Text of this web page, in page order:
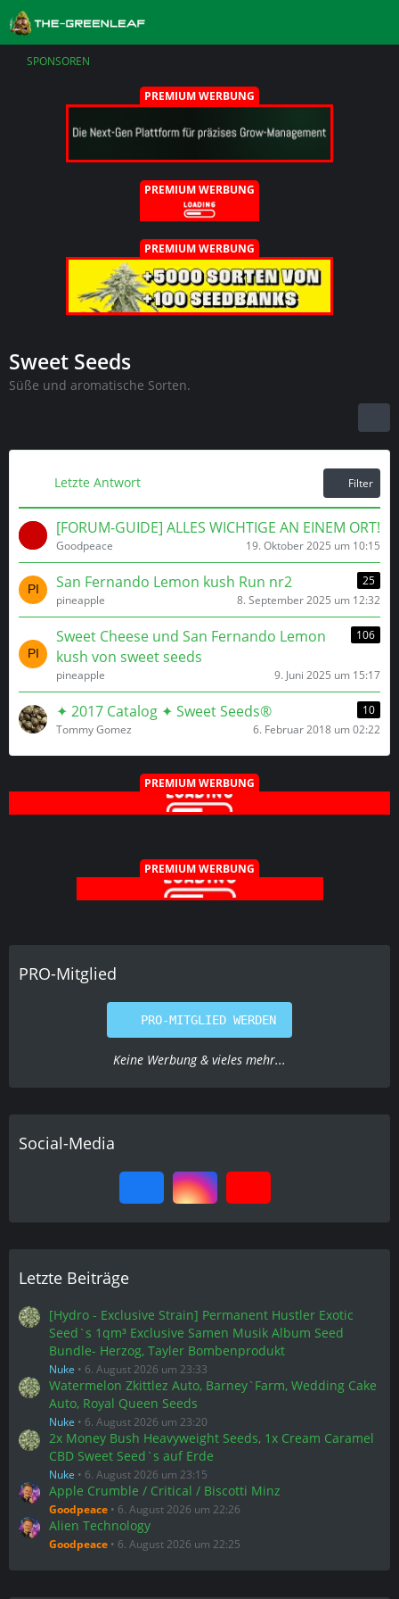
SPONSOREN
PREMIUM WERBUNG
PREMIUM WERBUNG
PREMIUM WERBUNG
Sweet Seeds
Süße und aromatische Sorten.
Letzte Antwort Filter
[FORUM-GUIDE] ALLES WICHTIGE AN EINEM ORT!
Goodpeace 19. Oktober 2025 um 10:15
San Fernando Lemon kush Run nr2
25
pineapple
8. September 2025 um 12:32
Sweet Cheese und San Fernando Lemon
kush von sweet seeds
106
pineapple 9. Juni 2025 um 15:17
✦ 2017 Catalog ✦ Sweet Seeds®
10
Tommy Gomez
6. Februar 2018 um 02:22
PREMIUM WERBUNG
PREMIUM WERBUNG
PRO-Mitglied
PRO-MITGLIED WERDEN
Keine Werbung & vieles mehr...
Social-Media
Letzte Beiträge
[Hydro - Exclusive Strain] Permanent Hustler Exotic
Seed`s 1qm³ Exclusive Samen Musik Album Seed
Bundle- Herzog, Tayler Bombenprodukt
Nuke 6. August 2026 um 23:33
Watermelon Zkittlez Auto, Barney`Farm, Wedding Cake
Auto, Royal Queen Seeds
Nuke 6. August 2026 um 23:20
2x Money Bush Heavyweight Seeds, 1x Cream Caramel
CBD Sweet Seed`s auf Erde
Nuke 6. August 2026 um 23:15
Apple Crumble / Critical / Biscotti Minz
Goodpeace 6. August 2026 um 22:26
Alien Technology
Goodpeace 6. August 2026 um 22:25